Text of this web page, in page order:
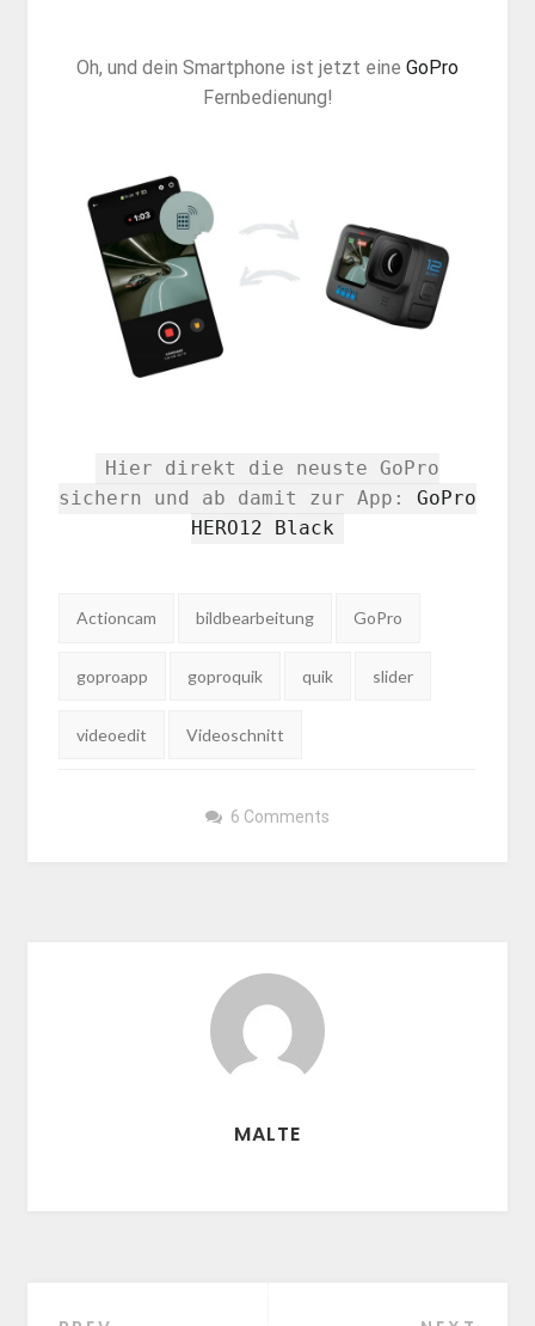
Oh, und dein Smartphone ist jetzt eine GoPro
Fernbedienung!
Hier direkt die neuste GoPro
sichern und ab damit zur App: GoPro
HERO12 Black
Tags:
Actioncam bildbearbeitung GoPro
goproapp goproquik quik slider
videoedit Videoschnitt
6 Comments
MALTE